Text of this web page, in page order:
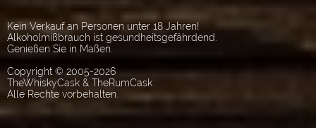
Kein Verkauf an Personen unter 18 Jahren!
Alkoholmißbrauch ist gesundheitsgefährdend.
Genießen Sie in Maßen.
Copyright © 2005-2026
TheWhiskyCask & TheRumCask
Alle Rechte vorbehalten.